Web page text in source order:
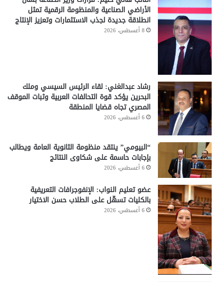
الأراضي الصناعية والمنظومة الرقمية تمثل
انطلاقة جديدة لجذب الاستثمارات وتعزيز الإنتاج
8 أغسطس، 2026
رشاد عبدالغني: لقاء الرئيس السيسي وملك
البحرين يؤكد قوة التحالفات العربية وثبات الموقف
المصري تجاه قضايا المنطقة
6 أغسطس، 2026
“البيومي” ينتقد منظومة الثانوية العامة ويطالب
بإجابات حاسمة على شكاوى النتائج
6 أغسطس، 2026
عضو تعليم النواب: الإنفوجرافات التعريفية
بالكليات تسهّل على الطلاب حسن الاختيار
6 أغسطس، 2026